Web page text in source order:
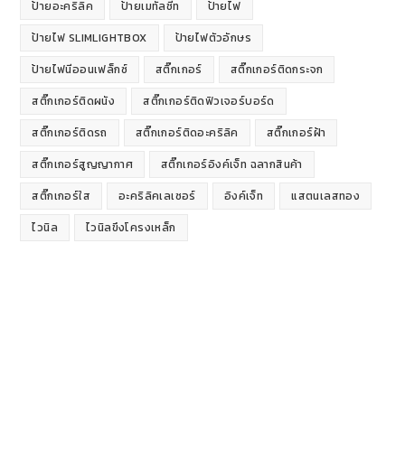
ป้ายอะคริลิค ป้ายเมทัลชีท
ป้ายไฟ
ป้ายไฟ SLIMLIGHTBOX
ป้ายไฟตัวอักษร
ป้ายไฟนีออนเฟล็กซ์
สติ๊กเกอร์
สติ๊กเกอร์ติดกระจก
สติ๊กเกอร์ติดผนัง
สติ๊กเกอร์ติดฟิวเจอร์บอร์ด
สติ๊กเกอร์ติดรถ
สติ๊กเกอร์ติดอะคริลิค
สติ๊กเกอร์ฝ้า
สติ๊กเกอร์สูญญากาศ
สติ๊กเกอร์อิงค์เจ็ท ฉลากสินค้า
สติ๊กเกอร์ใส
อะคริลิคเลเซอร์ อิงค์เจ็ท
แสตนเลสทอง
ไวนิล
ไวนิลขึงโครงเหล็ก